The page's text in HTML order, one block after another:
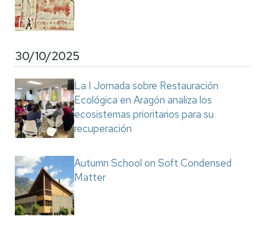
30/10/2025
La I Jornada sobre Restauración
Ecológica en Aragón analiza los
ecosistemas prioritarios para su
recuperación
Autumn School on Soft Condensed
Matter